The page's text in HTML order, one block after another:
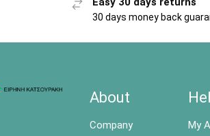
30 days money back
About
Company
My